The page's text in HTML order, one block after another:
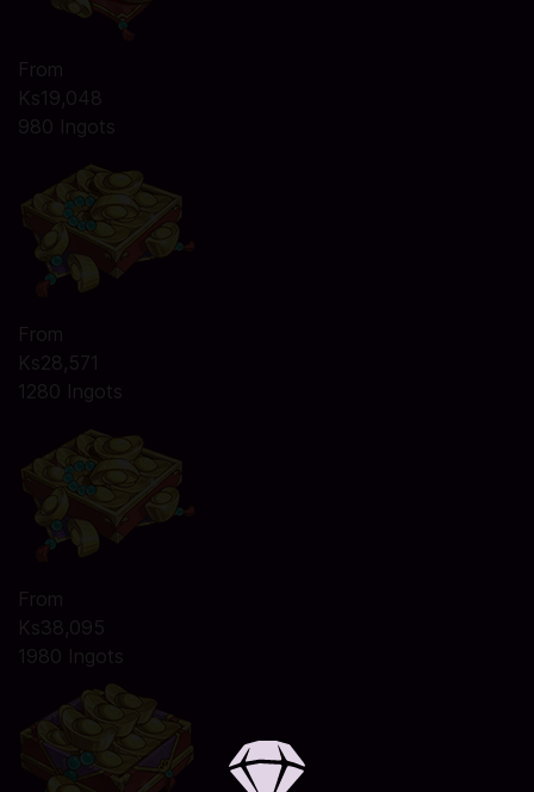
From
Ks19,048
980 Ingots
From
Ks28,571
1280 Ingots
From
Ks38,095
1980 Ingots